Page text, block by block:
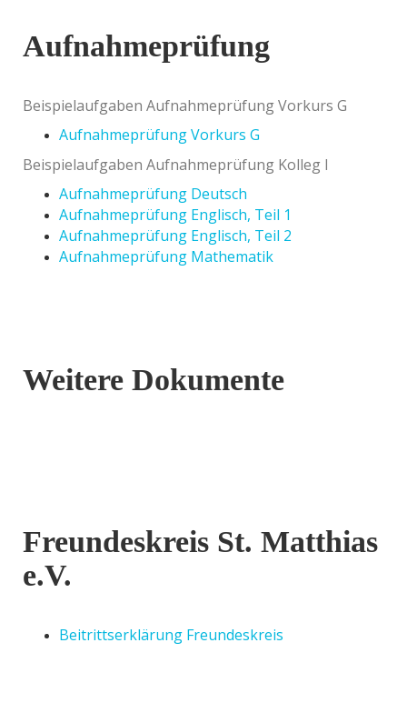
Aufnahmeprüfung
Beispielaufgaben Aufnahmeprüfung Vorkurs G
Aufnahmeprüfung Vorkurs G
Beispielaufgaben Aufnahmeprüfung Kolleg I
Aufnahmeprüfung Deutsch
Aufnahmeprüfung Englisch, Teil 1
Aufnahmeprüfung Englisch, Teil 2
Aufnahmeprüfung Mathematik
Weitere Dokumente
Freundeskreis St. Matthias
e.V.
Beitrittserklärung Freundeskreis